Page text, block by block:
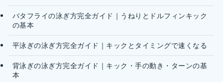
バタフライの泳ぎ方完全ガイド｜うねりとドルフィンキック
の基本
平泳ぎの泳ぎ方完全ガイド｜キックとタイミングで速くなる
背泳ぎの泳ぎ方完全ガイド｜キック・手の動き・ターンの基
本